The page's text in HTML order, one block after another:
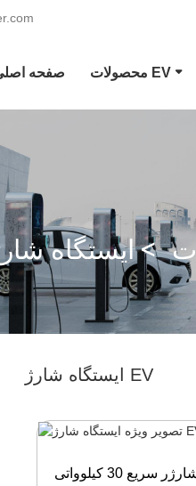
صفحه محصولات EV
ایستگاه شارژ EV
شارژر سریع 30 کیلوواتی DC EV